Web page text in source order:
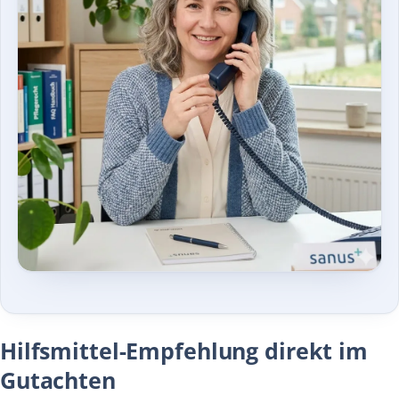
Hilfsmittel-Empfehlung direkt im
Gutachten